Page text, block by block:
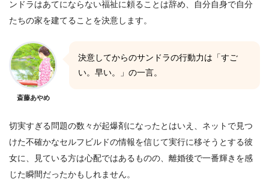
ンドラはあてにならない福祉に頼ることは辞め、自分自身で自分
たちの家を建てることを決意します。
斎藤あやめ
決意してからのサンドラの行動力は「すご
い。早い。」の一言。
切実すぎる問題の数々が起爆剤になったとはいえ、ネットで見つ
けた不確かなセルフビルドの情報を信じて実行に移そうとする彼
女に、見ている方は心配ではあるものの、離婚後で一番輝きを感
じた瞬間だったかもしれません。